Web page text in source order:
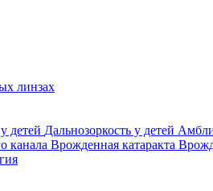
линзах
детей Дальнозоркость у детей
канала Врожденная катаракта